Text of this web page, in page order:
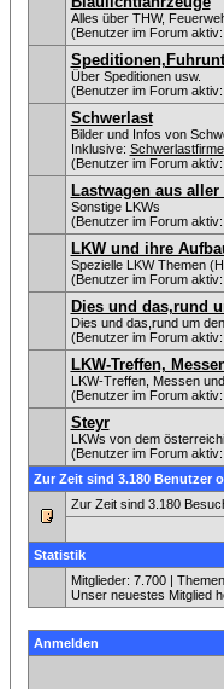
Alles über THW,
(Benutzer im Forum
Über Speditionen usw.
(Benutzer im Forum
Schwerlast
Bilder und Infos von
Inklusive:
(Benutzer im Forum
Lastwagen aus aller
Sonstige LKWs
(Benutzer im Forum
LKW und ihre
Spezielle LKW Themen
(Benutzer im Forum
Dies und das,rund
Dies und das,rund um den
(Benutzer im Forum
LKW-Treffen,
LKW-Treffen, Messen
(Benutzer im Forum
Steyr
LKWs von dem
(Benutzer im Forum
Zur Zeit sind 3.180 Benutzer
Zur Zeit sind 3.180
Statistik
Mitglieder: 7.700 |
Unser neuestes Mitglied
Anmelden